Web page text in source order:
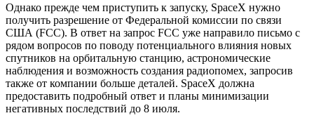
Однако прежде чем приступить к запуску, SpaceX нужно
получить разрешение от Федеральной комиссии по связи
США (FCC). В ответ на запрос FCC уже направило письмо с
рядом вопросов по поводу потенциального влияния новых
спутников на орбитальную станцию, астрономические
наблюдения и возможность создания радиопомех, запросив
также от компании больше деталей. SpaceX должна
предоставить подробный ответ и планы минимизации
негативных последствий до 8 июля.